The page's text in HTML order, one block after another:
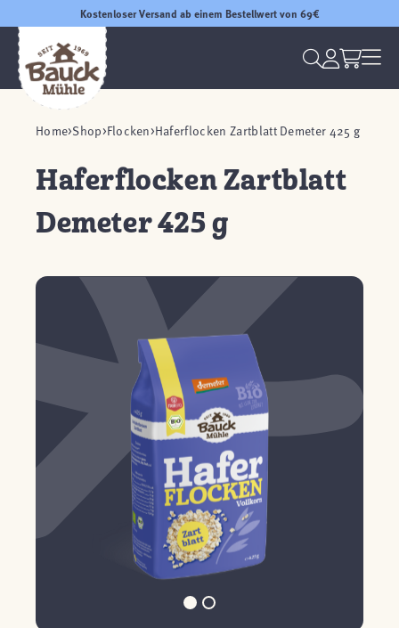
Kostenloser Versand ab einem Bestellwert von 69€
Home Shop Flocken Haferflocken Zartblatt Demeter 425 g
Haferflocken Zartblatt
Demeter 425 g